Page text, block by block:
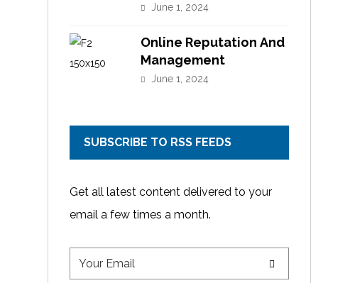
June 1, 2024
Online Reputation And
Management
June 1, 2024
SUBSCRIBE TO RSS FEEDS
Get all latest content delivered to your
email a few times a month.